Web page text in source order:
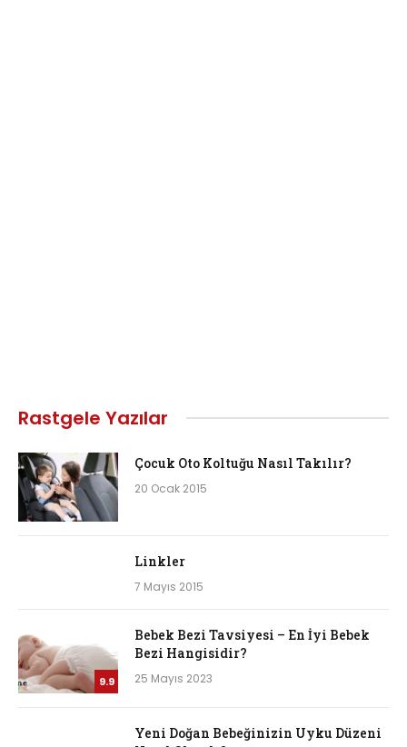
Rastgele Yazılar
Çocuk Oto Koltuğu Nasıl Takılır?
20 Ocak 2015
Linkler
7 Mayıs 2015
9.9
Bebek Bezi Tavsiyesi – En İyi Bebek
Bezi Hangisidir?
25 Mayıs 2023
Yeni Doğan Bebeğinizin Uyku Düzeni